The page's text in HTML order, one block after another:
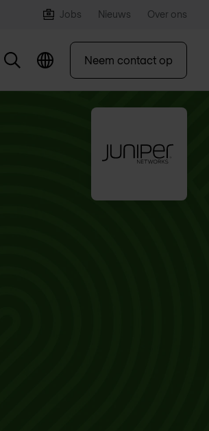
Jobs Nieuws Over ons
Neem contact op